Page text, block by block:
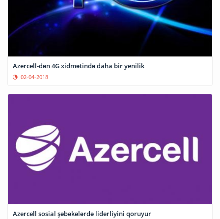
Azercell-dən 4G xidmətində daha bir yenilik
02-04-2018
Azercell sosial şəbəkələrdə liderliyini qoruyur